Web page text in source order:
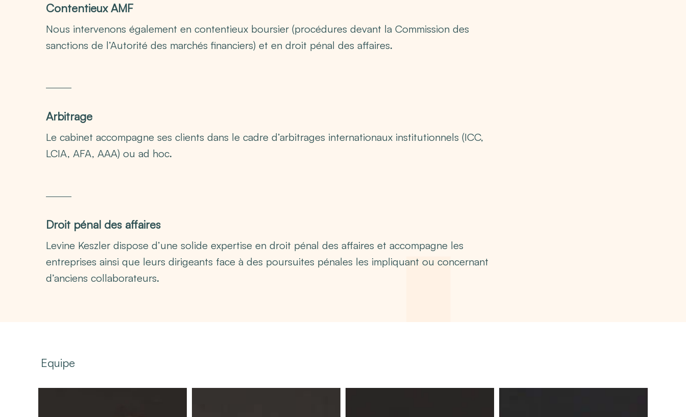
Contentieux AMF
Nous intervenons également en contentieux boursier (procédures devant la Commission des
sanctions de l’Autorité des marchés financiers) et en droit pénal des affaires.
Arbitrage
Le cabinet accompagne ses clients dans le cadre d’arbitrages internationaux institutionnels (ICC,
LCIA, AFA, AAA) ou ad hoc.
Droit pénal des affaires
Levine Keszler dispose d’une solide expertise en droit pénal des affaires et accompagne les
entreprises ainsi que leurs dirigeants face à des poursuites pénales les impliquant ou concernant
d’anciens collaborateurs.
Equipe